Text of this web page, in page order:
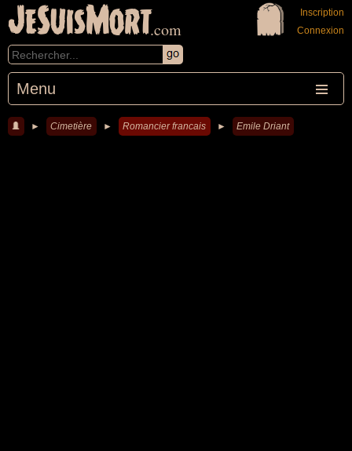
JeSuisMort.com
Menu
Inscription
Connexion
► Cimetière ► Romancier francais ► Emile Driant